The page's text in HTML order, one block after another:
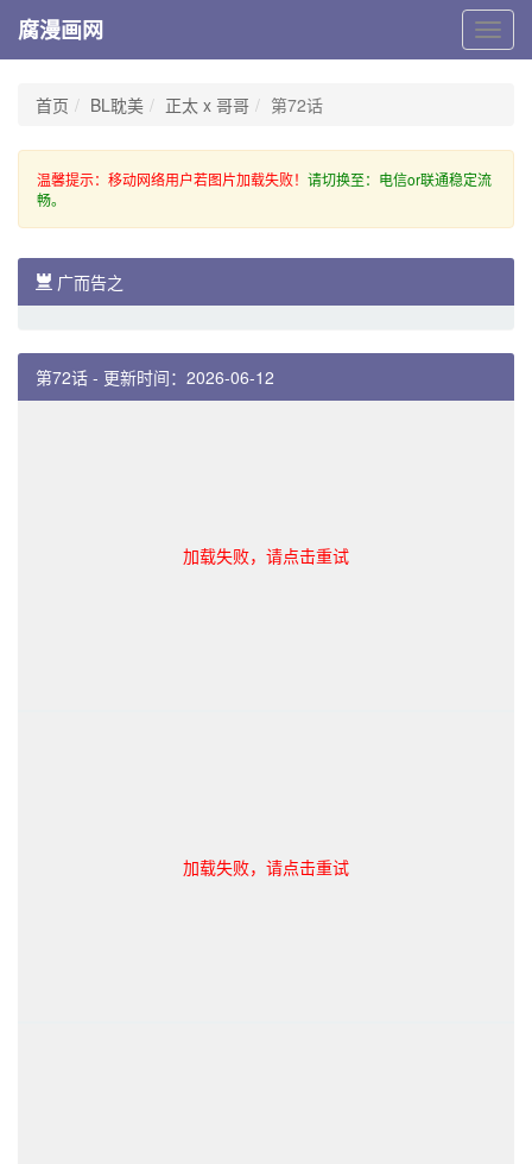
腐
漫
腐漫画网
首页 BL耽美 正太 x 哥哥 第72话
温馨提示：移动网络用户若图片加载失败！ 请切换至：电信or联通稳定流
畅。
广而告之
第72话 - 更新时间：2026-06-12
加载失败，请点击重试
加载失败，请点击重试